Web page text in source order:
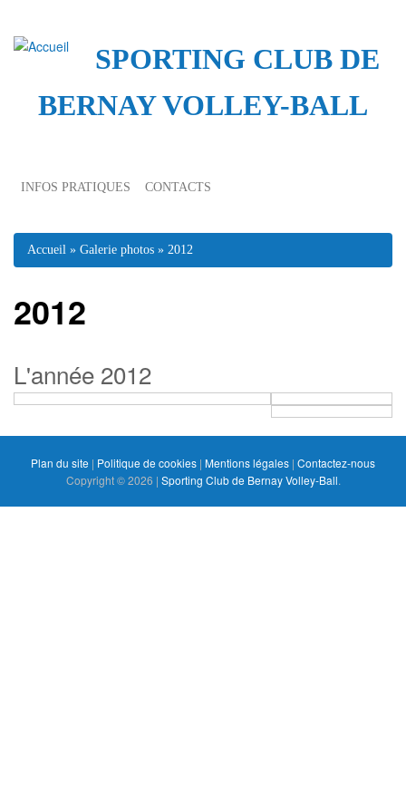
SPORTING CLUB DE
BERNAY VOLLEY-BALL
INFOS PRATIQUES CONTACTS
Vous êtes ici
Accueil » Galerie photos » 2012
2012
L'année 2012
Plan du site | Politique de cookies | Mentions légales | Contactez-nous
Copyright © 2026 | Sporting Club de Bernay Volley-Ball.